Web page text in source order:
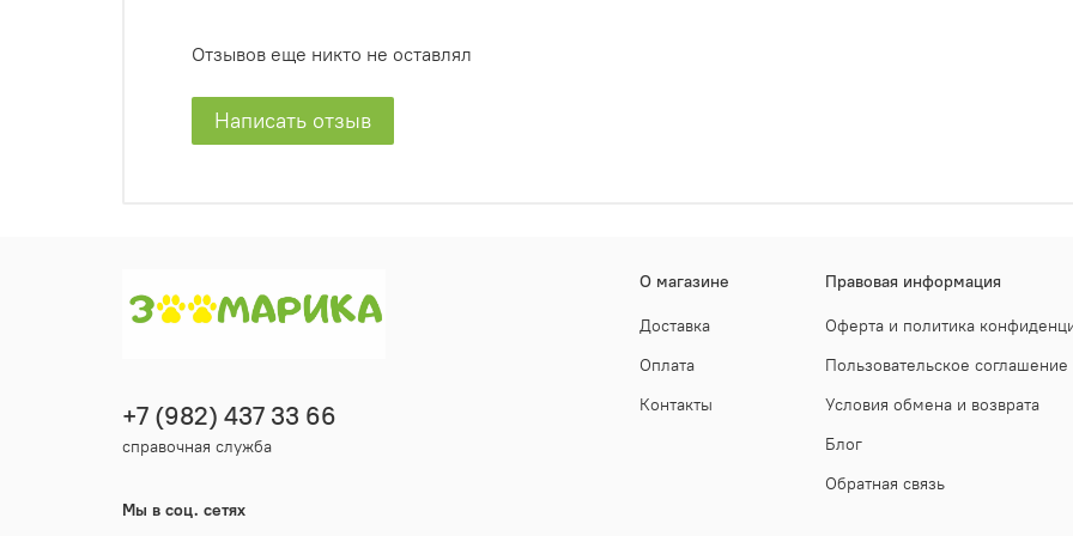
Отзывов еще никто не оставлял
Написать отзыв
О магазине
Доставка
Оплата
Контакты
Правовая информация
Оферта и политика
Пользовательское соглашение
Условия обмена и возврата
Блог
Обратная связь
+7 (982) 437 33 66
справочная служба
Мы в соц. сетях